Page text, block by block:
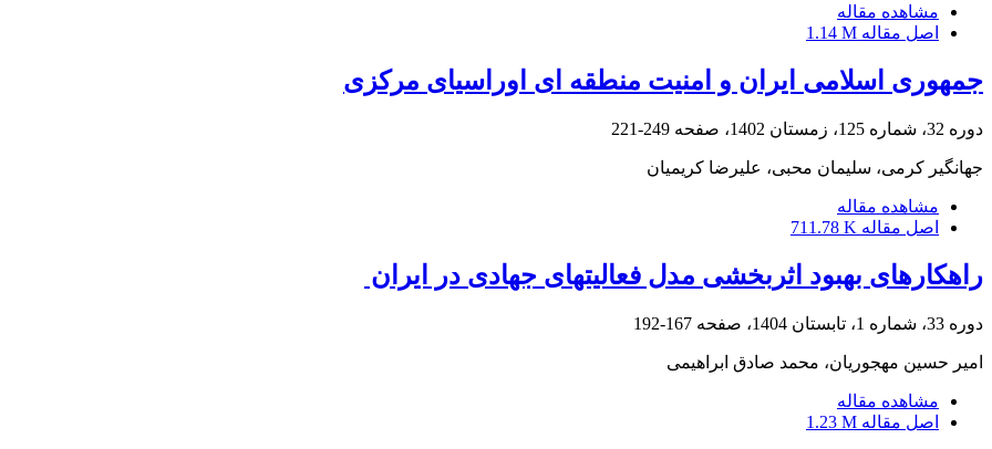
مشاهده مقاله
اصل مقاله 1.14 M
جمهوری اسلامی ایران و امنیت منطقه ای اوراسیای مرکزی
دوره 32، شماره 125، زمستان 1402، صفحه 249-221
جهانگیر کرمی، سلیمان محبی، علیرضا کریمیان
مشاهده مقاله
اصل مقاله 711.78 K
راهکارهای بهبود اثربخشی مدل فعالیتهای جهادی در ایران ‏
دوره 33، شماره 1، تابستان 1404، صفحه 167-192
امیر حسین مهجوریان، محمد صادق ابراهیمی
مشاهده مقاله
اصل مقاله 1.23 M